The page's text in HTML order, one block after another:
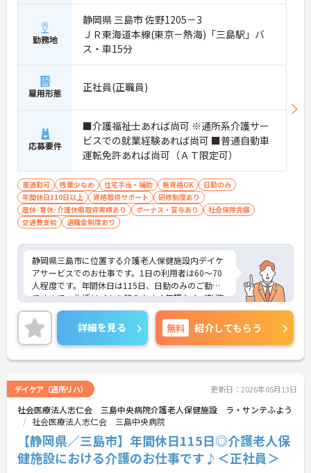
勤務地
静岡県 三島市 佐野1205－3
ＪＲ東海道本線(東京－熱海)「三島駅」バ
ス・車15分
雇用形態 正社員(正職員)
応募要件
■介護福祉士あれば尚可 ※通所系介護サー
ビスでの就業経験あれば尚可 ■普通自動車
運転免許あれば尚可（ＡＴ限定可）
車通勤可 残業少なめ 住宅手当・補助 無資格OK
日勤のみ
年間休日110日以上
資格取得サポート
研修制度あり
産休･育休･介護休暇取得実績あり
ボーナス・賞与あり
社会保険完備
交通費支給
退職金制度あり
静岡県三島市に位置する介護老人保健施設内デイケ
アサービスでのお仕事です。1日の利用者は60～70
人程度です。年間休日は115日、日勤のみのご勤務
ですので、生活リズムを整えやすく無理なくご勤務
いただけます。介護福祉士をお持ちの方には手当も
支給されます♪ご興味のある方には、面接対策ポイ
ントなど、さらに詳細をお話しいたしますのでお気
軽にご相談ください！
詳細を見る 無料 紹介してもらう
デイケア（通所リハ） 更新日：2026年05月13日
社会医療法人志仁会 三島中央病院介護老人保健施設 ラ・サンテふよう
社会医療法人志仁会 三島中央病院
【静岡県／三島市】年間休日115日◎介護老人保
健施設における介護のお仕事です♪＜正社員＞